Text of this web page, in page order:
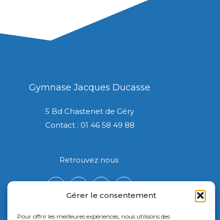
Gérer le consentement
Pour offrir les meilleures expériences, nous utilisons des
Gymnase Jacques Ducasse
5 Bd Chastenet de Géry
Contact : 01 46 58 49 88
Retrouvez nous